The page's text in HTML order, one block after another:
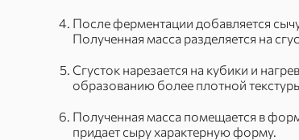
После ферментации добавляется
Полученная масса разделяется на
Сгусток нарезается на кубики и
образованию более плотной
Полученная масса помещается в
придает сыру характерную форму.